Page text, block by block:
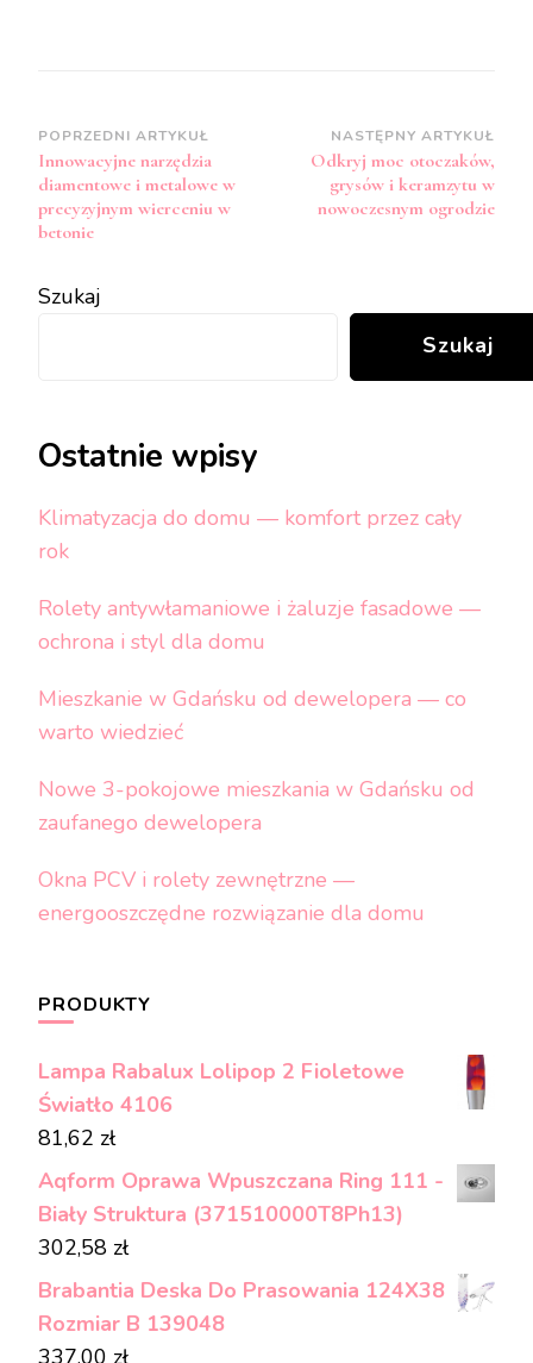
Zobacz
wpisy
POPRZEDNI ARTYKUŁ
Innowacyjne narzędzia
diamentowe i metalowe w
precyzyjnym wierceniu w
betonie
NASTĘPNY ARTYKUŁ
Odkryj moc otoczaków,
grysów i keramzytu w
nowoczesnym ogrodzie
Szukaj
Szukaj
Ostatnie wpisy
Klimatyzacja do domu — komfort przez cały
rok
Rolety antywłamaniowe i żaluzje fasadowe —
ochrona i styl dla domu
Mieszkanie w Gdańsku od dewelopera — co
warto wiedzieć
Nowe 3-pokojowe mieszkania w Gdańsku od
zaufanego dewelopera
Okna PCV i rolety zewnętrzne —
energooszczędne rozwiązanie dla domu
PRODUKTY
Lampa Rabalux Lolipop 2 Fioletowe
Światło 4106
81,62 zł
Aqform Oprawa Wpuszczana Ring 111 -
Biały Struktura (371510000T8Ph13)
302,58 zł
Brabantia Deska Do Prasowania 124X38
Rozmiar B 139048
337,00 zł